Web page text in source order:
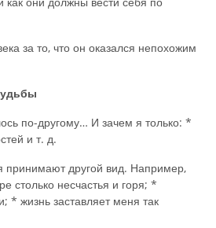
за то, что он оказался непохожим
по-другому… И зачем я только: *
и т. д.
принимают другой вид. Например,
столько несчастья и горя; *
* жизнь заставляет меня так